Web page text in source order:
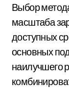
Выбор
масштаба
доступных
основных
наилучшего